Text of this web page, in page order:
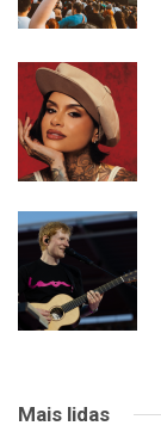
Mais lidas